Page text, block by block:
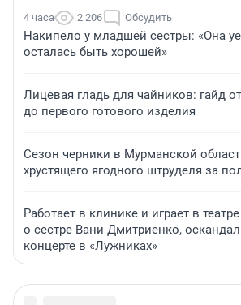
4 часа 2 206 Обсудить
Накипело у младшей сестры: «Она
осталась быть хорошей»
Лицевая гладь для чайников: гайд
до первого готового изделия
Сезон черники в Мурманской
хрустящего ягодного штруделя за
Работает в клинике и играет в
о сестре Вани Дмитриенко,
концерте в «Лужниках»